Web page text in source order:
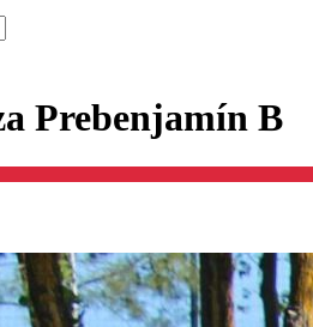
Prebenjamín B